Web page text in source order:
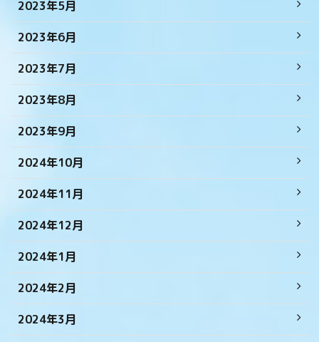
2023年5月
2023年6月
2023年7月
2023年8月
2023年9月
2024年10月
2024年11月
2024年12月
2024年1月
2024年2月
2024年3月